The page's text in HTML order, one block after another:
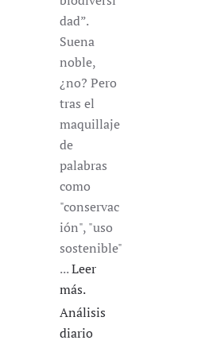
dad”.
Suena
noble,
¿no? Pero
tras el
maquillaje
de
palabras
como
"conservac
ión", "uso
sostenible"
...Leer
más.
Análisis
diario